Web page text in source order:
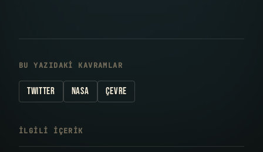
BU YAZIDAKI KAVRAMLAR
TWITTER NASA ÇEVRE
İLGILI IÇERIK